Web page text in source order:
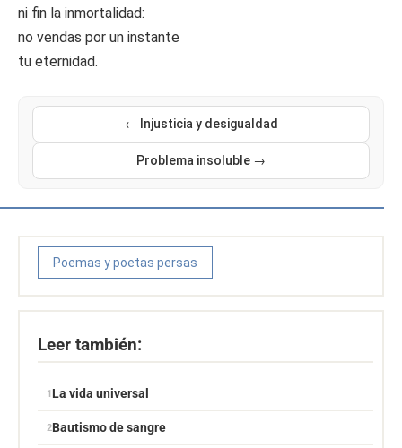
ni fin la inmortalidad:
no vendas por un instante
tu eternidad.
← Injusticia y desigualdad
Problema insoluble →
Poemas y poetas persas
Leer también:
La vida universal
Bautismo de sangre